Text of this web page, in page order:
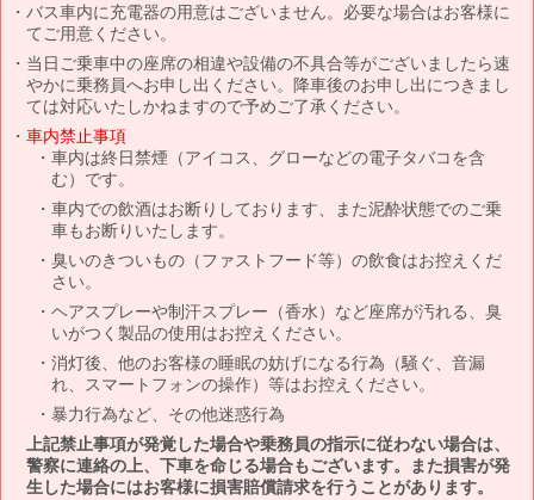
バス車内に充電器の用意はございません。必要な場合はお客様に
てご用意ください。
当日ご乗車中の座席の相違や設備の不具合等がございましたら速
やかに乗務員へお申し出ください。降車後のお申し出につきまし
ては対応いたしかねますので予めご了承ください。
車内禁止事項
車内は終日禁煙（アイコス、グローなどの電子タバコを含
む）です。
車内での飲酒はお断りしております、また泥酔状態でのご乗
車もお断りいたします。
臭いのきついもの（ファストフード等）の飲食はお控えくだ
さい。
ヘアスプレーや制汗スプレー（香水）など座席が汚れる、臭
いがつく製品の使用はお控えください。
消灯後、他のお客様の睡眠の妨げになる行為（騒ぐ、音漏
れ、スマートフォンの操作）等はお控えください。
暴力行為など、その他迷惑行為
上記禁止事項が発覚した場合や乗務員の指示に従わない場合は、
警察に連絡の上、下車を命じる場合もございます。また損害が発
生した場合にはお客様に損害賠償請求を行うことがあります。